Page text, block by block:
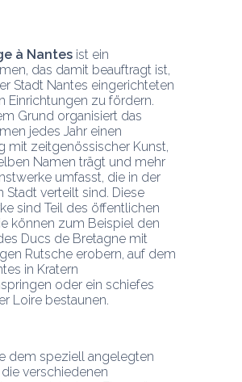
à Nantes ist ein
das damit beauftragt ist,
Stadt Nantes eingerichteten
Einrichtungen zu fördern.
Grund organisiert das
jedes Jahr einen
mit zeitgenössischer Kunst,
Namen trägt und mehr
umfasst, die in der
Stadt verteilt sind. Diese
sind Teil des öffentlichen
können zum Beispiel den
Ducs de Bretagne mit
Rutsche erobern, auf dem
in Kratern
oder ein schiefes
Loire bestaunen.
dem speziell angelegten
verschiedenen